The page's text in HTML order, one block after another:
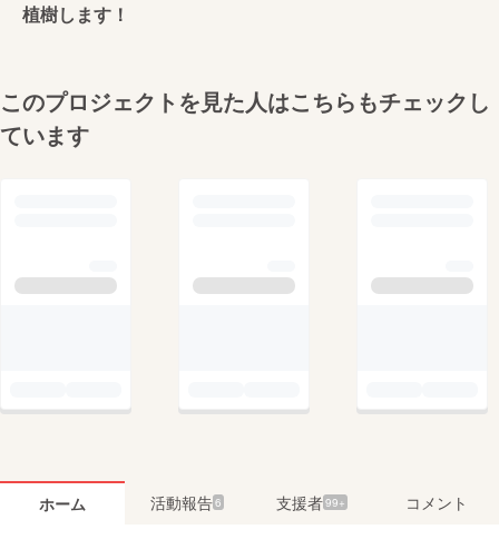
植樹します！
このプロジェクトを見た人はこちらもチェックし
ています
ホーム 活動報告6 支援者99+ コメント